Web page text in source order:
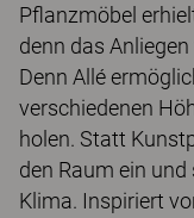
Pflanzmöbel
denn das
Denn Allé
verschiedenen
holen. Statt
den Raum ein
Klima. Inspiriert